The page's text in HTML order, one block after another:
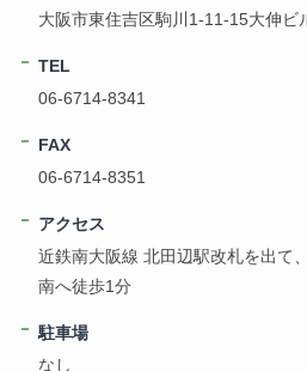
大阪市東住吉区駒川1-11-15大伸ビ
TEL
06-6714-8341
FAX
06-6714-8351
アクセス
近鉄南大阪線 北田辺駅改札を出て、
南へ徒歩1分
駐車場
なし